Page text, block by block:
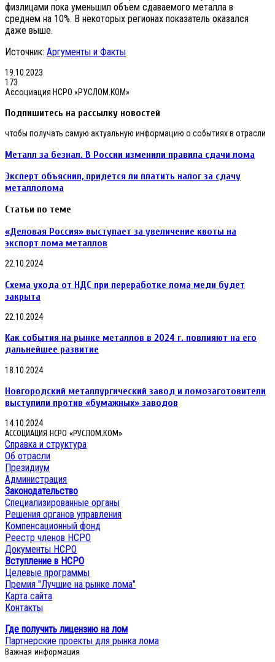
физлицами пока уменьшил объем сдаваемого металла в
среднем на 10%. В некоторых регионах показатель оказался
даже выше.
Источник: Аргументы и Факты
19.10.2023
173
Ассоциация НСРО «РУСЛОМ.КОМ»
Подпишитесь на рассылку новостей
чтобы получать самую актуальную информацию о событиях в отрасли
Металл
безнал.
В
России
правила
лома
Металл за безнал. В России изменили правила сдачи лома
Эксперт
объяснил,
придется
ли
платить
за
сдачу
Эксперт объяснил, придется ли платить налог за сдачу
металлолома
Статьи по теме
«Деловая Россия» выступает за увеличение квоты на
экспорт лома металлов
22.10.2024
Схема ухода от НДС при переработке лома меди будет
закрыта
22.10.2024
Как события на рынке металлов в 2024 г. повлияют на его
дальнейшее развитие
18.10.2024
Новгородский металлургический завод и ломозаготовители
выступили против «бумажных» заводов
14.10.2024
АССОЦИАЦИЯ НСРО «РУСЛОМ.КОМ»
Справка и структура
Об отрасли
Президиум
Администрация
Законодательство
Специализированные органы
Решения органов управления
Компенсационный фонд
Реестр членов НСРО
Документы НСРО
Вступление в НСРО
Целевые программы
Премия "Лучшие на рынке лома"
Карта сайта
Контакты
Где получить лицензию на лом
Партнерские проекты для рынка лома
Важная информация